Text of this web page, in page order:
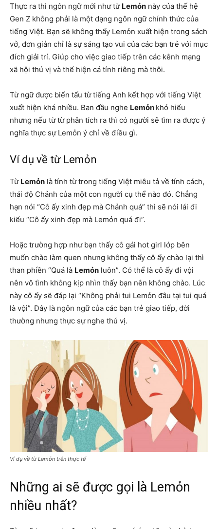
Thực ra thì ngôn ngữ mới như từ Lemỏn này của thế hệ
Gen Z không phải là một dạng ngôn ngữ chính thức của
tiếng Việt. Bạn sẽ không thấy Lemỏn xuất hiện trong sách
vở, đơn giản chỉ là sự sáng tạo vui của các bạn trẻ với mục
đích giải trí. Giúp cho việc giao tiếp trên các kênh mạng
xã hội thú vị và thể hiện cá tính riêng mà thôi.
Từ ngữ được biến tấu từ tiếng Anh kết hợp với tiếng Việt
xuất hiện khá nhiều. Ban đầu nghe Lemỏn khó hiểu
nhưng nếu từ từ phân tích ra thì có người sẽ tìm ra được ý
nghĩa thực sự Lemỏn ý chỉ về điều gì.
Ví dụ về từ Lemỏn
Từ Lemỏn là tính từ trong tiếng Việt miêu tả về tính cách,
thái độ Chảnh của một con người cụ thể nào đó. Chẳng
hạn nói “Cô ấy xinh đẹp mà Chảnh quá” thì sẽ nói lái đi
kiểu “Cô ấy xinh đẹp mà Lemỏn quá đi”.
Hoặc trường hợp như bạn thấy cô gái hot girl lớp bên
muốn chào làm quen nhưng không thấy cô ấy chào lại thì
than phiền “Quá là Lemỏn luôn”. Có thể là cô ấy đi vội
nên vô tình không kịp nhìn thấy bạn nên không chào. Lúc
này cô ấy sẽ đáp lại “Không phải tui Lemỏn đâu tại tui quá
là vội”. Đây là ngôn ngữ của các bạn trẻ giao tiếp, đời
thường nhưng thực sự nghe thú vị.
Ví dụ về từ Lemỏn trên thực tế
Những ai sẽ được gọi là Lemỏn
nhiều nhất?